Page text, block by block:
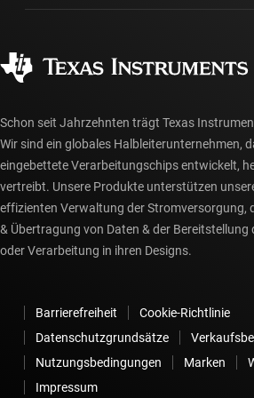
Fertigung
myTI-Konto FAQs
Häufig gestellte Fragen zu Bestellungen
Schon seit Jahrzehnten trägt Texas
Wir sind ein globales Halbleiterunternehmen,
eingebettete Verarbeitungschips entwickelt,
vertreibt. Unsere Produkte unterstützen
effizienten Verwaltung der Stromversorgung,
& Übertragung von Daten & der Bereitstellung
oder Verarbeitung in ihren Designs.
Barrierefreiheit
Cookie-Richtlinie
Datenschutzgrundsätze
Nutzungsbedingungen
Marken
Impressum